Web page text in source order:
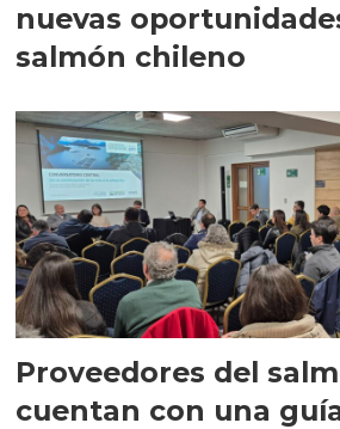
nuevas
salmón chileno
Proveedores del
cuentan con una